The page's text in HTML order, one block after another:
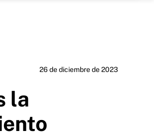
26 de diciembre de 2023
la